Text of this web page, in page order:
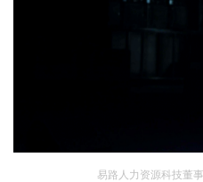
易路人力资源科技董